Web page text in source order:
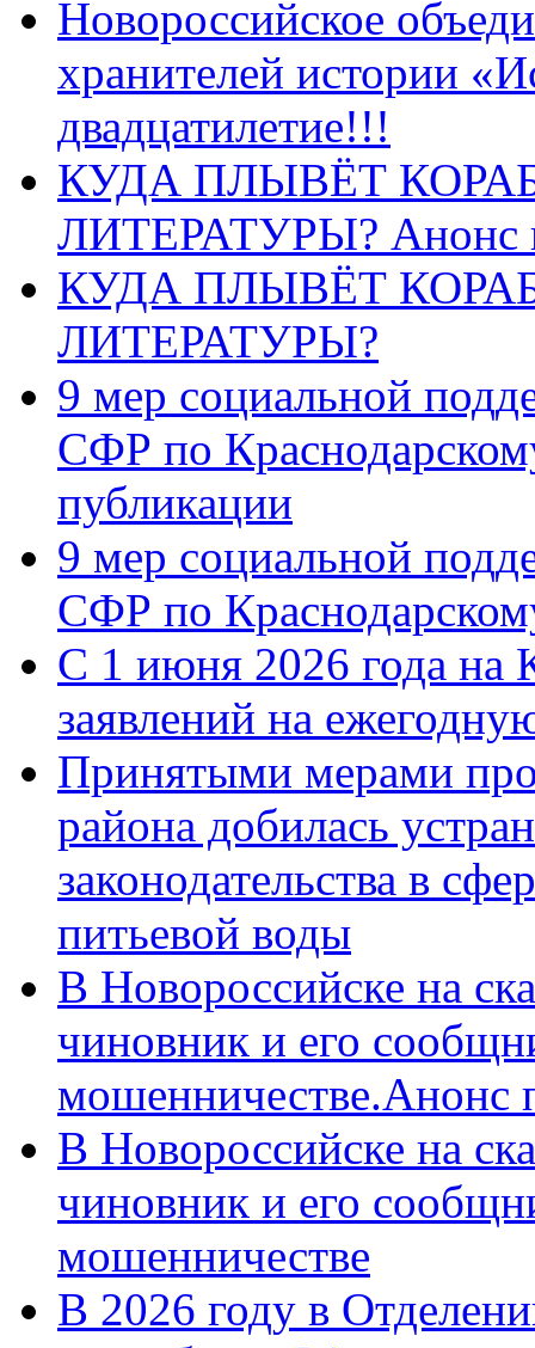
Новороссийское
хранителей истории
двадцатилетие!!!
КУДА ПЛЫВЁТ
ЛИТЕРАТУРЫ? Анонс
КУДА ПЛЫВЁТ
ЛИТЕРАТУРЫ?
9 мер социальной
СФР по
публикации
9 мер социальной
СФР по
С 1 июня 2026 года на
заявлений на
Принятыми мерами
района добилась
законодательства в
питьевой воды
В Новороссийске на
чиновник и его
мошенничестве.Анонс
В Новороссийске на
чиновник и его
мошенничестве
В 2026 году в